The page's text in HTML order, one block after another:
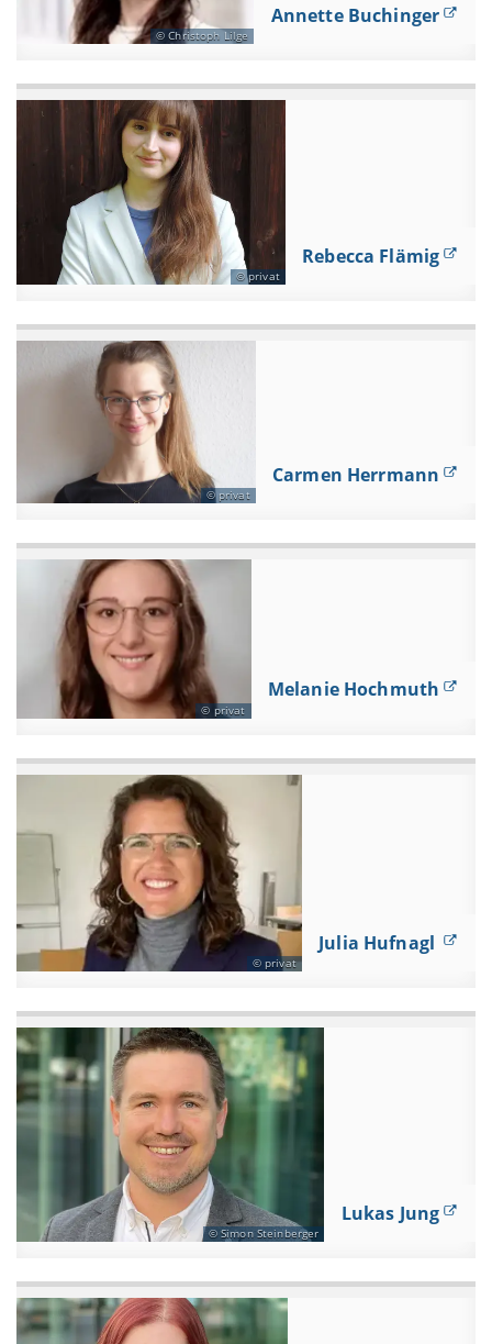
Christoph Lilge
Annette Buchinger
privat
Rebecca Flämig
privat
Carmen Herrmann
privat
Melanie Hochmuth
privat
Julia Hufnagl
Simon Steinberger
Lukas Jung